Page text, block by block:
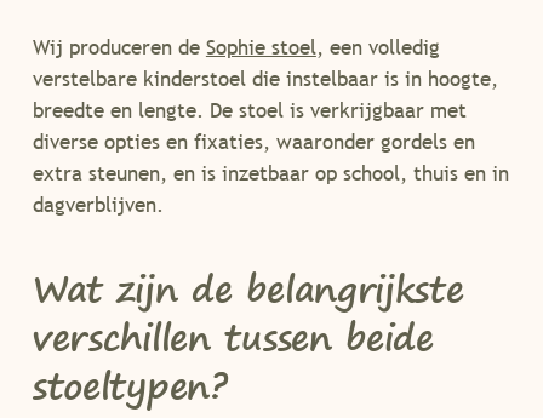
Wij produceren de Sophie stoel, een volledig
verstelbare kinderstoel die instelbaar is in hoogte,
breedte en lengte. De stoel is verkrijgbaar met
diverse opties en fixaties, waaronder gordels en
extra steunen, en is inzetbaar op school, thuis en in
dagverblijven.
Wat zijn de belangrijkste
verschillen tussen beide
stoeltypen?